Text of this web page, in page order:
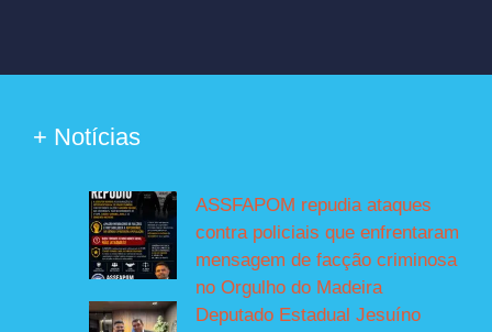
+ Notícias
ASSFAPOM repudia ataques
contra policiais que enfrentaram
mensagem de facção criminosa
no Orgulho do Madeira
Deputado Estadual Jesuíno